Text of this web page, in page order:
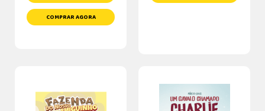
COMPRAR AGORA